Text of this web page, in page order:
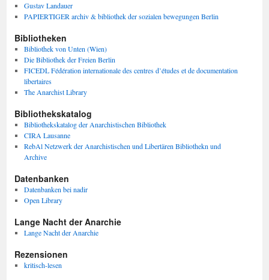
Gustav Landauer
PAPIERTIGER archiv & bibliothek der sozialen bewegungen Berlin
Bibliotheken
Bibliothek von Unten (Wien)
Die Bibliothek der Freien Berlin
FICEDL Fédération internationale des centres d’études et de documentation
libertaires
The Anarchist Library
Bibliothekskatalog
Bibliothekskatalog der Anarchistischen Bibliothek
CIRA Lausanne
RebAl Netzwerk der Anarchistischen und Libertären Bibliothekn und
Archive
Datenbanken
Datenbanken bei nadir
Open Library
Lange Nacht der Anarchie
Lange Nacht der Anarchie
Rezensionen
kritisch-lesen